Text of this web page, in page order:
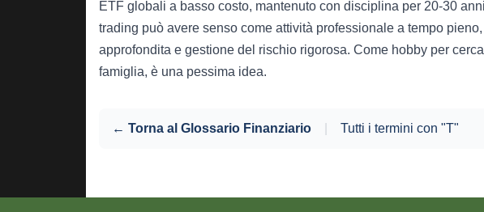
ETF globali a basso costo, mantenuto con disciplina per 20-30
trading può avere senso come attività professionale a tempo
approfondita e gestione del rischio rigorosa. Come hobby per
famiglia, è una pessima idea.
← Torna al Glossario Finanziario Tutti i termini con "T"